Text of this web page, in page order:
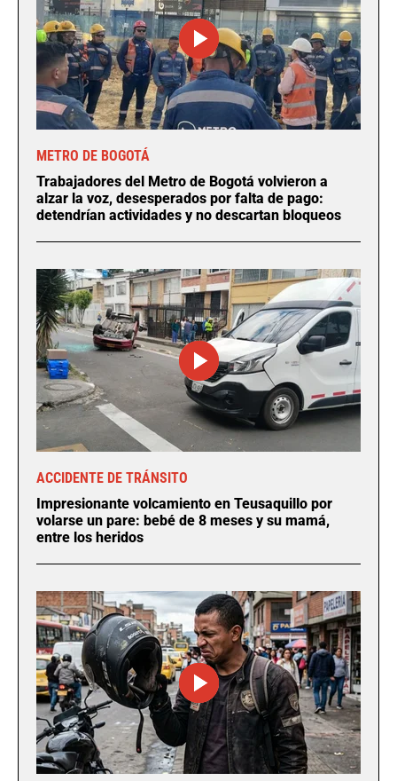
METRO DE BOGOTÁ
Trabajadores del Metro de Bogotá volvieron a
alzar la voz, desesperados por falta de pago:
detendrían actividades y no descartan bloqueos
ACCIDENTE DE TRÁNSITO
Impresionante volcamiento en Teusaquillo por
volarse un pare: bebé de 8 meses y su mamá,
entre los heridos